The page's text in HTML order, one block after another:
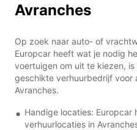
Avranches
Op zoek naar auto- of
Europcar heeft wat je nodig
voertuigen om uit te kiezen,
geschikte verhuurbedrijf voor
Avranches.
Handige locaties: Europcar
verhuurlocaties in